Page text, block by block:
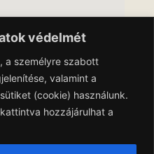
védelmét
a személyre szabott
valamint a
(cookie) használunk.
hozzájárulhat a